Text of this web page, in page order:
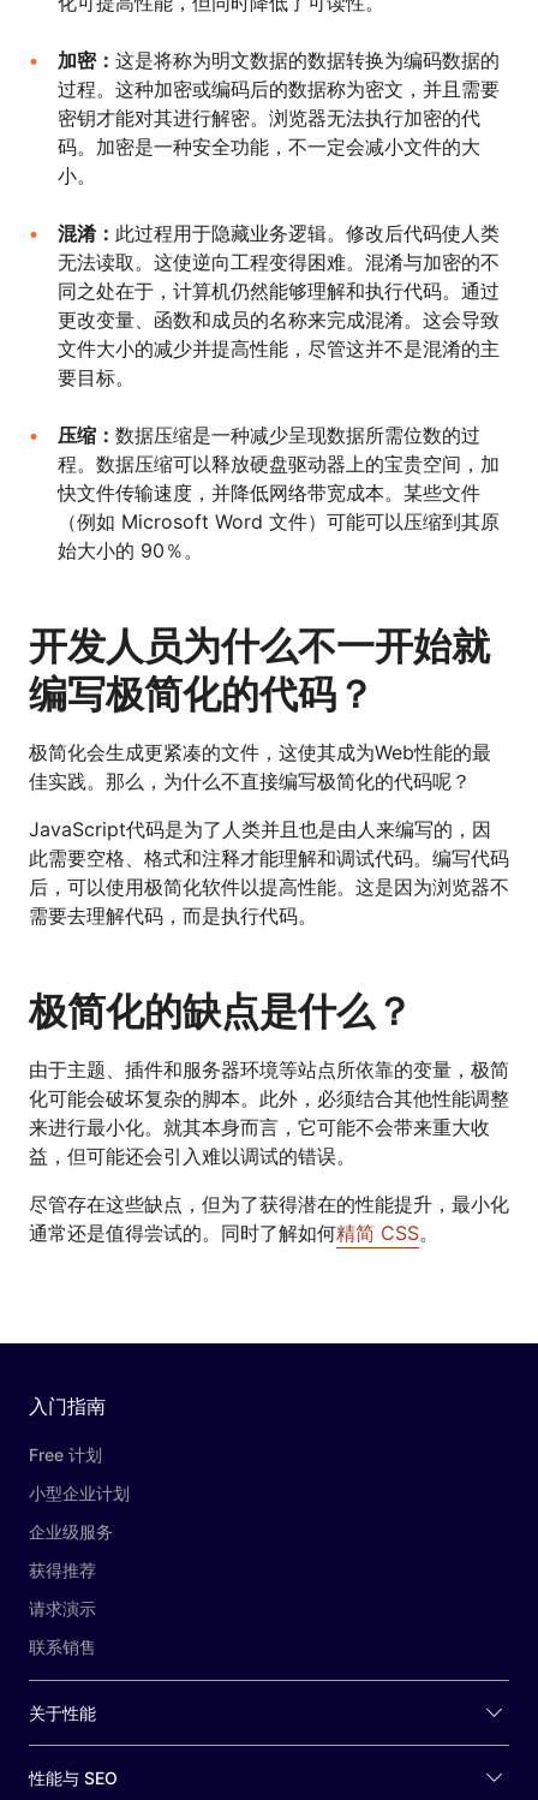
加密： 这是将称为明文数据的数据转换为编码数据的
过程。这种加密或编码后的数据称为密文，并且需要
密钥才能对其进行解密。浏览器无法执行加密的代
码。加密是一种安全功能，不一定会减小文件的大
小。
混淆： 此过程用于隐藏业务逻辑。修改后代码使人类
无法读取。这使逆向工程变得困难。混淆与加密的不
同之处在于，计算机仍然能够理解和执行代码。通过
更改变量、函数和成员的名称来完成混淆。这会导致
文件大小的减少并提高性能，尽管这并不是混淆的主
要目标。
压缩： 数据压缩是一种减少呈现数据所需位数的过
程。数据压缩可以释放硬盘驱动器上的宝贵空间，加
快文件传输速度，并降低网络带宽成本。某些文件
（例如 Microsoft Word 文件）可能可以压缩到其原
始大小的 90％。
开发人员为什么不一开始就
编写极简化的代码？
极简化会生成更紧凑的文件，这使其成为Web性能的最
佳实践。那么，为什么不直接编写极简化的代码呢？
JavaScript代码是为了人类并且也是由人来编写的，因
此需要空格、格式和注释才能理解和调试代码。编写代码
后，可以使用极简化软件以提高性能。这是因为浏览器不
需要去理解代码，而是执行代码。
极简化的缺点是什么？
由于主题、插件和服务器环境等站点所依靠的变量，极简
化可能会破坏复杂的脚本。此外，必须结合其他性能调整
来进行最小化。就其本身而言，它可能不会带来重大收
益，但可能还会引入难以调试的错误。
尽管存在这些缺点，但为了获得潜在的性能提升，最小化
通常还是值得尝试的。同时了解如何精简 CSS。
入门指南
Free 计划
小型企业计划
企业级服务
获得推荐
请求演示
联系销售
关于性能
性能与 SEO